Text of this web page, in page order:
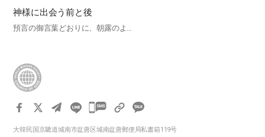
神様に出会う前と後
預言の御言葉どおりに、朝露のよ…
카
大韓民国京畿道城南市盆唐区城南盆唐郵便局私書箱119号